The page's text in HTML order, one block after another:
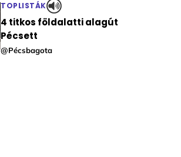
TOPLISTÁK
4 titkos földalatti alagút
Pécsett
@Pécsbagota